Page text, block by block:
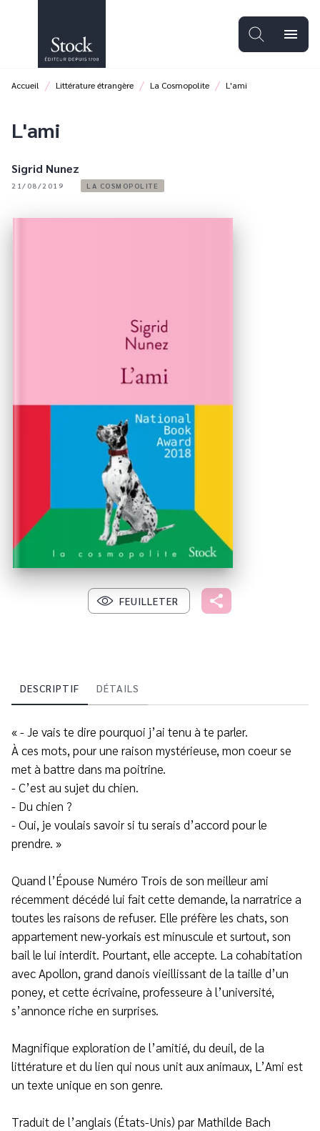
PIED DE PAGE
menu
Accueil / Littérature étrangère / La Cosmopolite / L'ami
L'ami
Sigrid Nunez
21/08/2019 LA COSMOPOLITE
FEUILLETER
DESCRIPTIF DÉTAILS
« - Je vais te dire pourquoi j’ai tenu à te parler.
À ces mots, pour une raison mystérieuse, mon coeur se
met à battre dans ma poitrine.
- C’est au sujet du chien.
- Du chien ?
- Oui, je voulais savoir si tu serais d’accord pour le
prendre. »
Quand l’Épouse Numéro Trois de son meilleur ami
récemment décédé lui fait cette demande, la narratrice a
toutes les raisons de refuser. Elle préfère les chats, son
appartement new-yorkais est minuscule et surtout, son
bail le lui interdit. Pourtant, elle accepte. La cohabitation
avec Apollon, grand danois vieillissant de la taille d’un
poney, et cette écrivaine, professeure à l’université,
s’annonce riche en surprises.
Magnifique exploration de l’amitié, du deuil, de la
littérature et du lien qui nous unit aux animaux, L’Ami est
un texte unique en son genre.
Traduit de l’anglais (États-Unis) par Mathilde Bach